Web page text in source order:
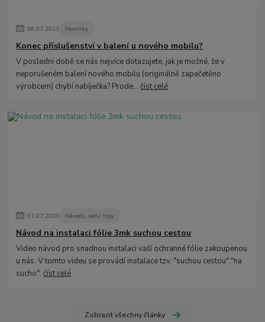
08.07.2023 Novinky
Konec příslušenství v balení u nového mobilu?
V poslední době se nás nejvíce dotazujete, jak je možné, že v
neporušeném balení nového mobilu (originálně zapečetěno
výrobcem) chybí nabíječka? Prode...číst celé
01.07.2023 Návody, rady, tipy
Návod na instalaci fólie 3mk suchou cestou
Video návod pro snadnou instalaci vaší ochranné fólie zakoupenou
u nás. V tomto videu se provádí instalace tzv. "suchou cestou","na
sucho".číst celé
Zobrazit všechny články